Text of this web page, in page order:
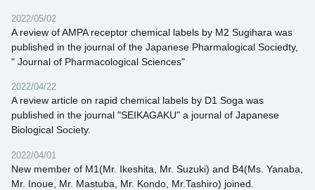
2022/05/02
A review of AMPA receptor chemical labels by M2 Sugihara was
published in the journal of the Japanese Pharmalogical Sociedty,
" Journal of Pharmacological Sciences"
2022/04/22
A review article on rapid chemical labels by D1 Soga was
published in the journal "SEIKAGAKU" a journal of Japanese
Biological Society.
2022/04/01
New member of M1(Mr. Ikeshita, Mr. Suzuki) and B4(Ms. Yanaba,
Mr. Inoue, Mr. Mastuba, Mr. Kondo, Mr.Tashiro) joined.